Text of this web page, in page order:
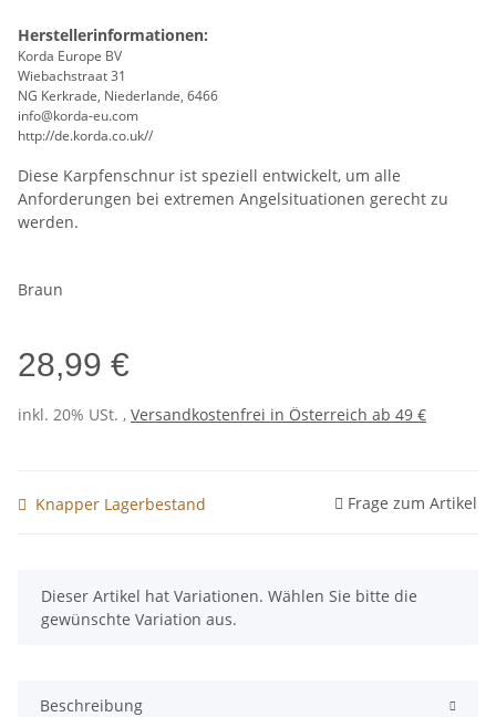
Herstellerinformationen:
Korda Europe BV
Wiebachstraat 31
NG Kerkrade, Niederlande, 6466
info@korda-eu.com
http://de.korda.co.uk//
Diese Karpfenschnur ist speziell entwickelt, um alle
Anforderungen bei extremen Angelsituationen gerecht zu
werden.
Braun
28,99 €
inkl. 20% USt. , Versandkostenfrei in Österreich ab 49 €
Knapper Lagerbestand Frage zum Artikel
x
Dieser Artikel hat Variationen. Wählen Sie bitte die
gewünschte Variation aus.
Beschreibung